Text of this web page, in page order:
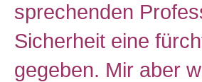
sprechenden
Sicherheit eine
gegeben. Mir aber